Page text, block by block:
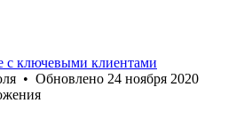
с ключевыми клиентами
• Обновлено 24 ноября 2020